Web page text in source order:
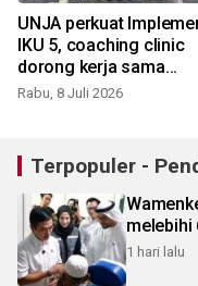
UNJA perkuat
IKU 5, coaching clinic
dorong kerja sama
berdampak nyata
Rabu, 8 Juli 2026
Terpopuler -
melebihi
1 hari lalu